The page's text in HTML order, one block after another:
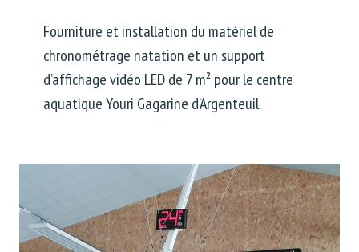
Fourniture et installation du matériel de
chronométrage natation et un support
d’affichage vidéo LED de 7 m² pour le centre
aquatique Youri Gagarine d’Argenteuil.